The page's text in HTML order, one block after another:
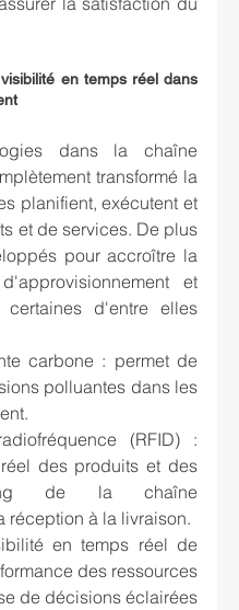
en temps réel dans
dans la chaîne
transformé la
planifient, exécutent et
et de services. De plus
pour accroître la
et
d'entre elles
polluantes dans les
des produits et des
de la chaîne
réception à la livraison.
des ressources
de décisions éclairées